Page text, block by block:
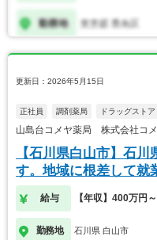
更新日：2026年5月15日
正社員 調剤薬局 ドラッグストア
山島台コメヤ薬局 株式会社コ
【石川県白山市】石
す。地域に根差して就
給与 【年収】400万円
勤務地 石川県 白山市